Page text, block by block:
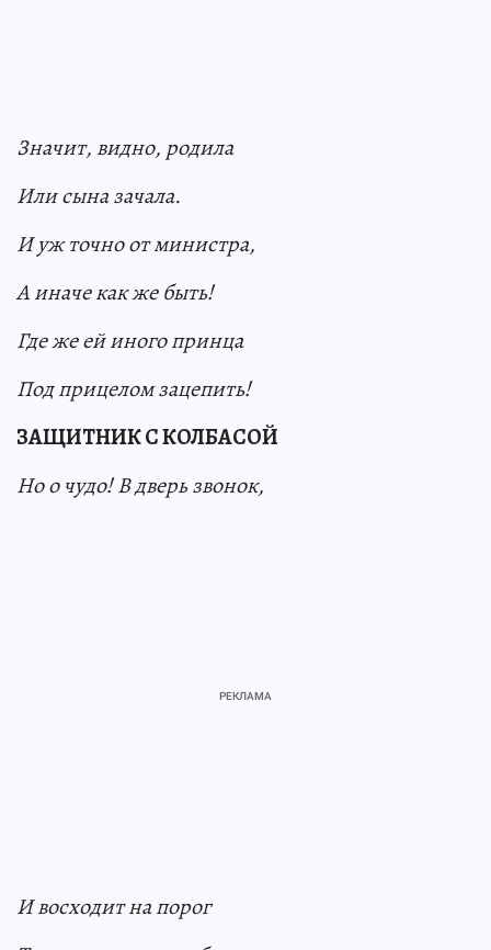
Значит, видно, родила
Или сына зачала.
И уж точно от министра,
А иначе как же быть!
Где же ей иного принца
Под прицелом зацепить!
ЗАЩИТНИК С КОЛБАСОЙ
Но о чудо! В дверь звонок,
И восходит на порог